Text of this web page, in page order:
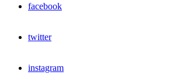
facebook
twitter
instagram